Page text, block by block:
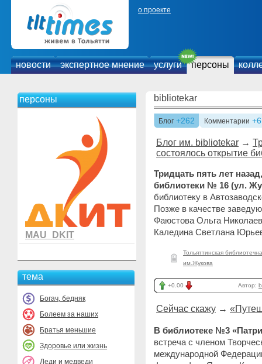
о проекте
новости экспертное мнение услуги персоны
персоны
MAU_DKIT
тема
Богач, бедняк
Болеем за наших
Братья меньшие
Здоровье или жизнь
Леди и медведи
bibliotekar
Блог +262 Комментарии
Блог им. bibliotekar →
состоялось открытие
Тридцать пять лет
библиотеки № 16 (ул.
библиотеку в
Позже в качестве
Фаюстова Ольга
Каледина Светлана
Тольяттинская
им.Жукова
+0.00 Автор:
Сейчас скажу →
В библиотеке №3
встреча с членом
международной